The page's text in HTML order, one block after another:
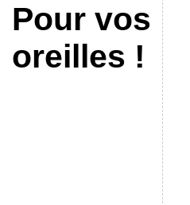
Pour vos
oreilles !